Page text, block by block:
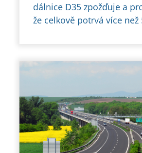
dálnice D35 zpožďuje a
že celkově potrvá více než